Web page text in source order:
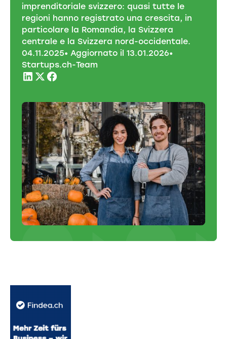
imprenditoriale svizzero: quasi tutte le
regioni hanno registrato una crescita, in
particolare la Romandia, la Svizzera
centrale e la Svizzera nord-occidentale.
04.11.2025• Aggiornato il 13.01.2026•
Startups.ch-Team